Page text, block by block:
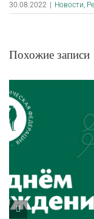
30.08.2022 Новости,
Похожие записи